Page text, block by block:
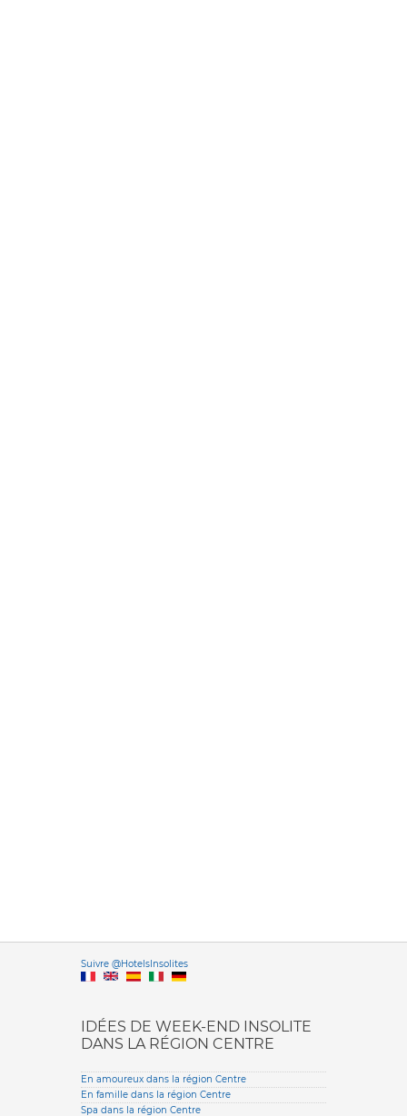
Suivre @HotelsInsolitesVersione
IDÉES DE WEEK-END INSOLITE
DANS LA RÉGION CENTRE
En amoureux dans la région Centre
En famille dans la région Centre
Spa dans la région Centre